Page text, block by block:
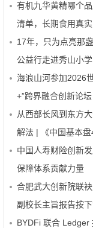
有机九华黄精哪个
清单，长期食用真
17年，只为点亮那
公益行走进秀山小学
海浪山河参加2026
+”跨界融合创新论坛
从西部长风到东方
解法 | 《中国基本盘
中国人寿财险创新
保障体系贡献力量
合肥武大创新院联
副校长主旨报告按
BYDFi 联合 Ledger